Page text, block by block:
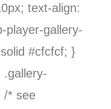
text-align:
player-gallery-
#cfcfcf; }
.gallery-
/* see